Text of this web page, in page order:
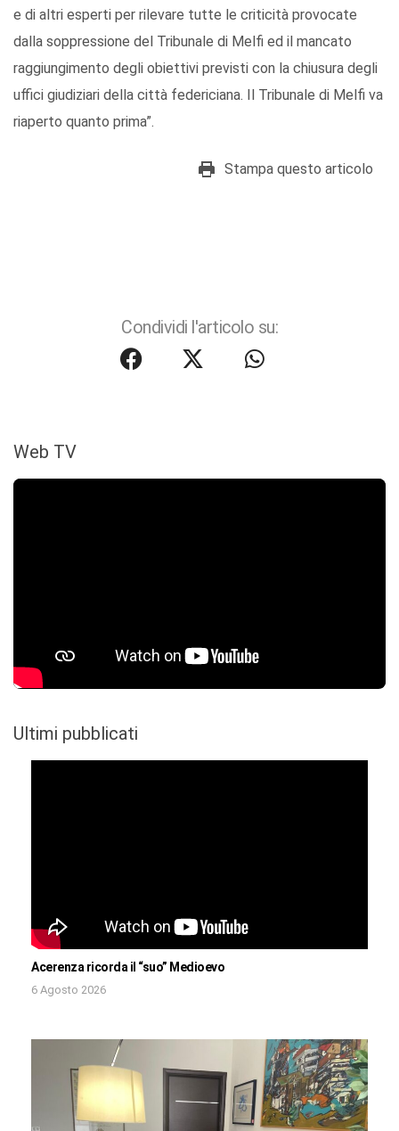
e di altri esperti per rilevare tutte le criticità provocate
dalla soppressione del Tribunale di Melfi ed il mancato
raggiungimento degli obiettivi previsti con la chiusura degli
uffici giudiziari della città federiciana. Il Tribunale di Melfi va
riaperto quanto prima”.
Stampa questo articolo
Condividi l'articolo su:
Web TV
Ultimi pubblicati
Acerenza ricorda il “suo” Medioevo
6 Agosto 2026